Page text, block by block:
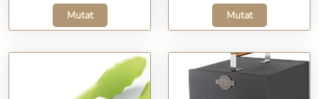
Mutat Mutat